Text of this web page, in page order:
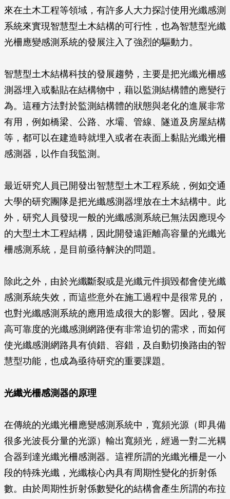
來在土木工程等領域，有許多人大力探討使用光纖感測
系統來實現智慧型土木結構的可行性，也為智慧型光纖
光柵應變感測系統的發展注入了強烈的驅動力。
智慧型土木結構科技的發展趨勢，主要是把光纖光柵感
測器埋入或黏貼在結構物中，藉以監測結構體的應變行
為。這種方法對於監測結構體的狀態與老化的進展非常
有用，例如橋梁、公路、水壩、管線、隧道及房屋結構
等，都可以在建造時就埋入或者在表面上黏貼光纖光柵
感測器，以作自我監測。
最近研究人員已開發出智慧型土木工程系統，例如交通
大學的研究團隊是把光纖感測器埋放在土木結構中。此
外，研究人員發現一般的光纖感測系統已無法因應現今
的大型土木工程結構，因此開發遠距離高容量的光纖光
柵感測系統，是目前亟待解決的問題。
除此之外，由於光纖斷裂或是光纖元件損毀都會使光纖
感測系統失效，而這些意外在施工過程中是很常見的，
也對光纖感測系統的應用造成很大的影響。因此，發展
高可靠度的光纖感測網路便有非常迫切的需求，而如何
使光纖感測網路具有偵錯、容錯，及自動切換路由的智
慧型功能，也成為亟待研究的重要課題。
光纖光柵感測器的原理
在傳統的光纖光柵應變感測系統中，寬頻光源（即具備
很多光波長分量的光源）輸出寬頻光，經過一對二光耦
合器到達光纖光柵感測器。這裡所謂的光纖光柵是一小
段的特殊光纖，光纖核心內具有周期性變化的折射係
數。由於周期性折射係數變化的結構會產生所謂的布拉